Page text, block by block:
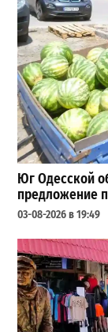
Юг Одесской
предложение
03-08-2026 в 19:49